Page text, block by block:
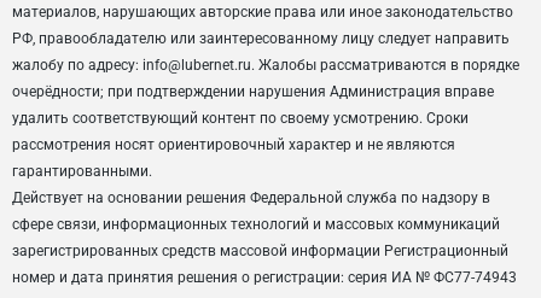
материалов, нарушающих авторские права или иное законодательство
РФ, правообладателю или заинтересованному лицу следует направить
жалобу по адресу: info@lubernet.ru. Жалобы рассматриваются в порядке
очерёдности; при подтверждении нарушения Администрация вправе
удалить соответствующий контент по своему усмотрению. Сроки
рассмотрения носят ориентировочный характер и не являются
гарантированными.
Действует на основании решения Федеральной служба по надзору в
сфере связи, информационных технологий и массовых коммуникаций
зарегистрированных средств массовой информации Регистрационный
номер и дата принятия решения о регистрации: серия ИА № ФС77-74943